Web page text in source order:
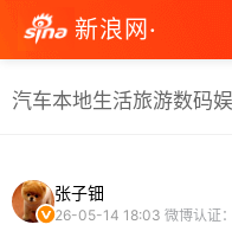
新浪网·
汽车本地生活旅游数码
张子钿
26-05-14 18:03 微博认证